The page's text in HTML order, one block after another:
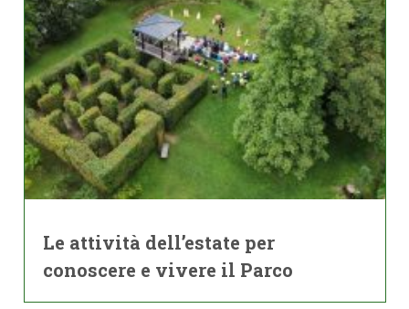
Le attività dell’estate per
conoscere e vivere il Parco